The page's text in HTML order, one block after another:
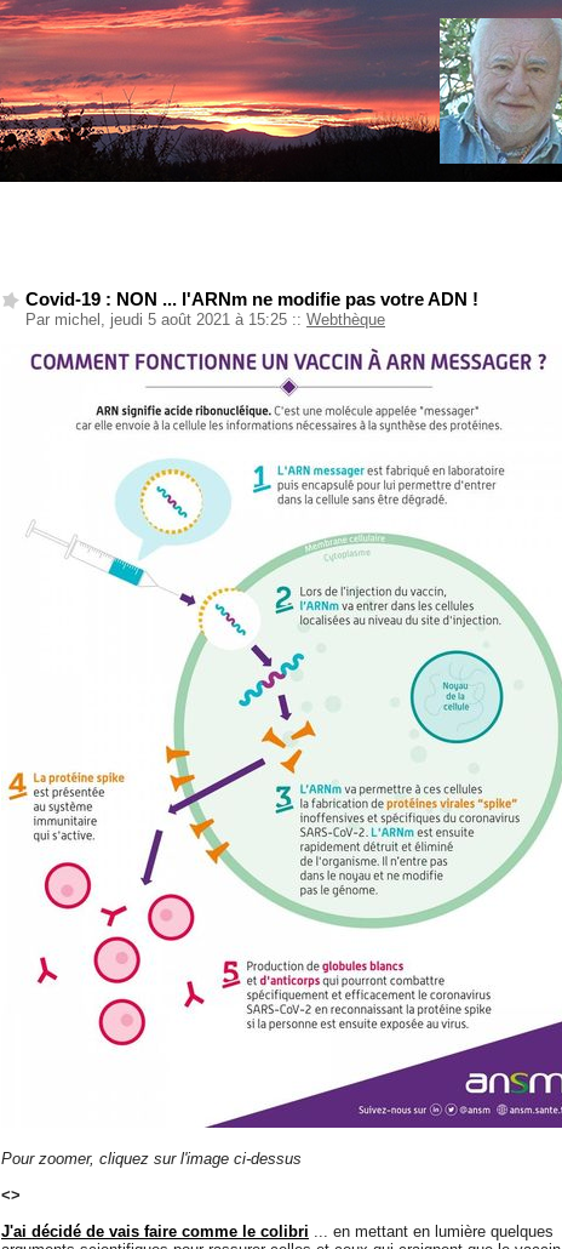
Covid-19 : NON ... l'ARNm ne modifie pas votre ADN !
Par michel, jeudi 5 août 2021 à 15:25 :: Webthèque
Pour zoomer, cliquez sur l'image ci-dessus
<>
J'ai décidé de vais faire comme le colibri ... en mettant en lumière quelques